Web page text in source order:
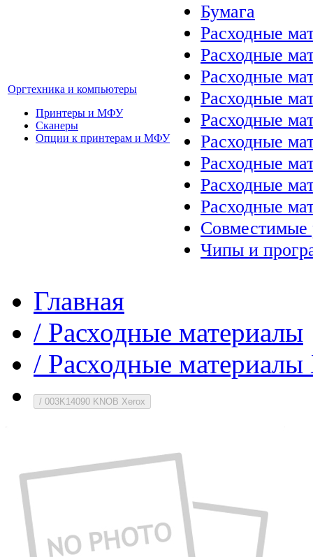
Оргтехника и компьютеры
Принтеры и МФУ
Сканеры
Опции к принтерам и МФУ
Бумага
Расходные
Расходные
Расходные
Расходные
Расходные
Расходные
Расходные
Расходные
Расходные
Совместимые
Чипы и
Главная
/ Расходные материалы
/ Расходные
/ 003K14090 KNOB Xerox